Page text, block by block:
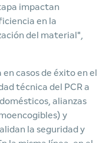
impactan
en la
del material",
casos de éxito en el
técnica del PCR a
alianzas
y
la seguridad y